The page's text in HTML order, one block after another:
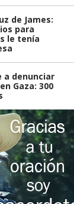
de James:
para
le tenía
a denunciar
Gaza: 300